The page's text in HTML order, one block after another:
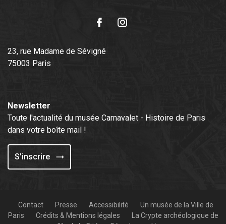
23, rue Madame de Sévigné
75003 Paris
Newsletter
Toute l'actualité du musée Carnavalet - Histoire de Paris
dans votre boîte mail !
S'inscrire
Contact Presse Accessibilité
Un musée de la Ville de
Paris
Crédits & Mentions légales
La Crypte archéologique de